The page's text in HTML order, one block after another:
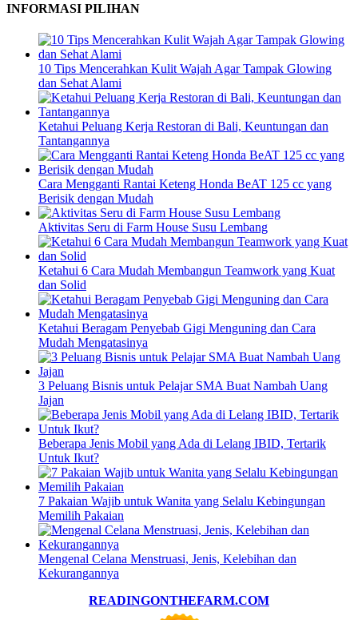
INFORMASI PILIHAN
10 Tips Mencerahkan Kulit Wajah Agar Tampak Glowing
dan Sehat Alami
Ketahui Peluang Kerja Restoran di Bali, Keuntungan dan
Tantangannya
Cara Mengganti Rantai Keteng Honda BeAT 125 cc yang
Berisik dengan Mudah
Aktivitas Seru di Farm House Susu Lembang
Ketahui 6 Cara Mudah Membangun Teamwork yang Kuat
dan Solid
Ketahui Beragam Penyebab Gigi Menguning dan Cara
Mudah Mengatasinya
3 Peluang Bisnis untuk Pelajar SMA Buat Nambah Uang
Jajan
Beberapa Jenis Mobil yang Ada di Lelang IBID, Tertarik
Untuk Ikut?
7 Pakaian Wajib untuk Wanita yang Selalu Kebingungan
Memilih Pakaian
Mengenal Celana Menstruasi, Jenis, Kelebihan dan
Kekurangannya
READINGONTHEFARM.COM